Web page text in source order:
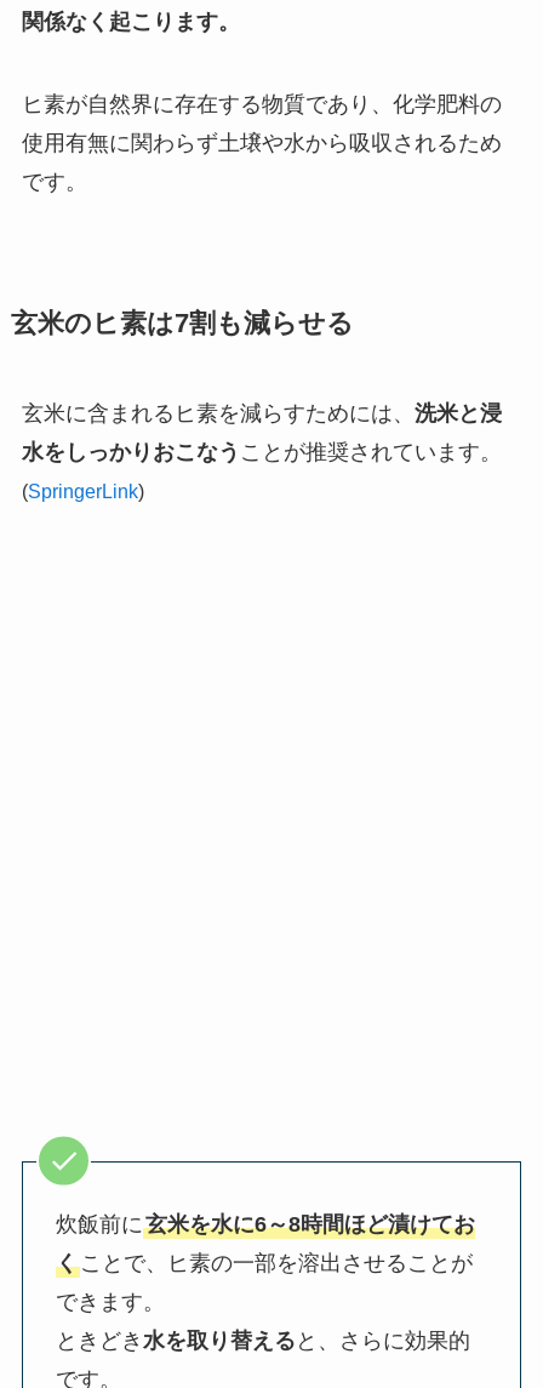
関係なく起こります。
ヒ素が自然界に存在する物質であり、化学肥料の
使用有無に関わらず土壌や水から吸収されるため
です。
玄米のヒ素は7割も減らせる
玄米に含まれるヒ素を減らすためには、 洗米と浸
水をしっかりおこなう ことが推奨されています。
(SpringerLink)
炊飯前に玄米を水に6～8時間ほど漬けてお
くことで、ヒ素の一部を溶出させることが
できます。
ときどき 水を取り替える と、さらに効果的
です。